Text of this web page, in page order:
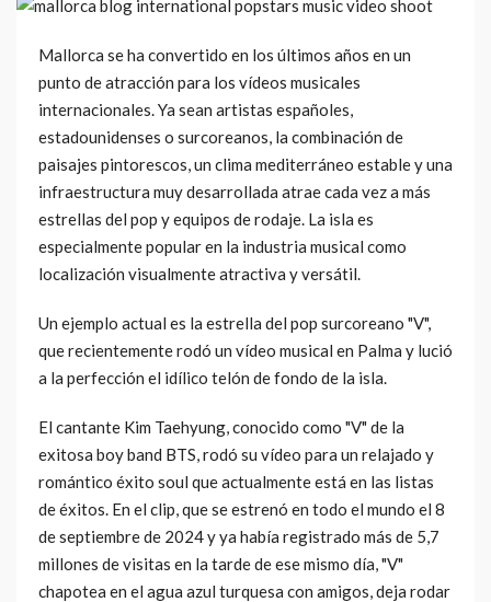
Mallorca se ha convertido en los últimos años en un
punto de atracción para los vídeos musicales
internacionales. Ya sean artistas españoles,
estadounidenses o surcoreanos, la combinación de
paisajes pintorescos, un clima mediterráneo estable y una
infraestructura muy desarrollada atrae cada vez a más
estrellas del pop y equipos de rodaje. La isla es
especialmente popular en la industria musical como
localización visualmente atractiva y versátil.
Un ejemplo actual es la estrella del pop surcoreano "V",
que recientemente rodó un vídeo musical en Palma y lució
a la perfección el idílico telón de fondo de la isla.
El cantante Kim Taehyung, conocido como "V" de la
exitosa boy band BTS, rodó su vídeo para un relajado y
romántico éxito soul que actualmente está en las listas
de éxitos. En el clip, que se estrenó en todo el mundo el 8
de septiembre de 2024 y ya había registrado más de 5,7
millones de visitas en la tarde de ese mismo día, "V"
chapotea en el agua azul turquesa con amigos, deja rodar